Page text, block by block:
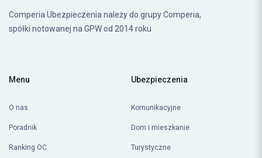
Comperia Ubezpieczenia należy do grupy Comperia,